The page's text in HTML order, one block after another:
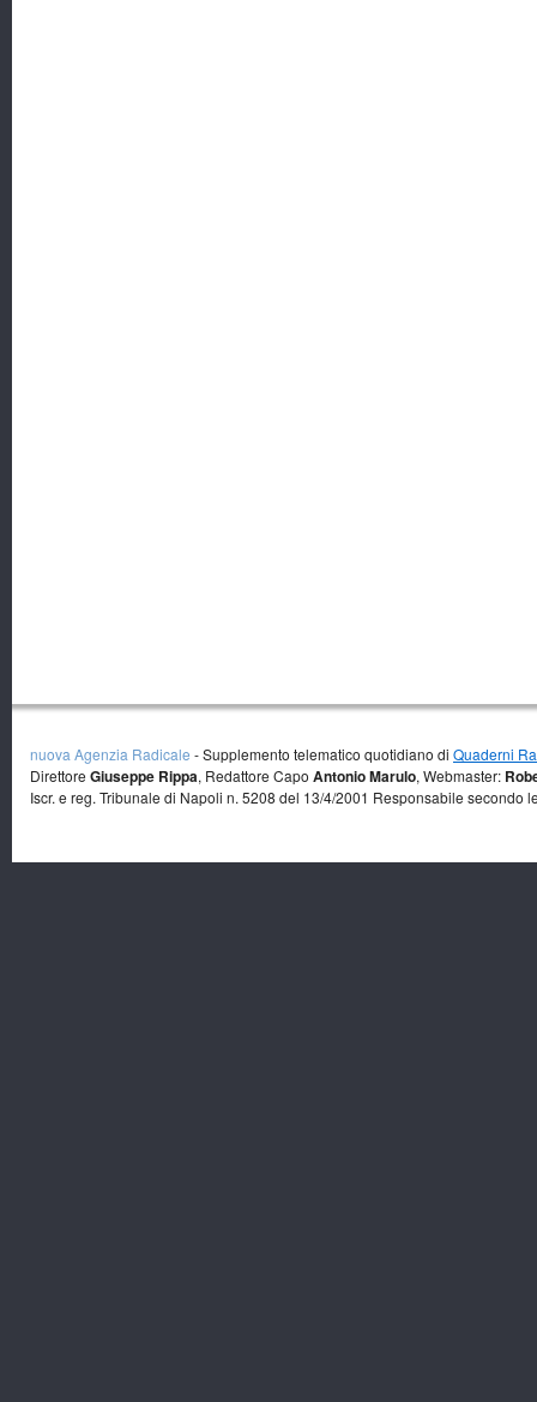
nuova Agenzia Radicale - Supplemento telematico quotidiano di Quaderni
Direttore Giuseppe Rippa, Redattore Capo Antonio Marulo, Webmaster:
Iscr. e reg. Tribunale di Napoli n. 5208 del 13/4/2001 Responsabile secondo